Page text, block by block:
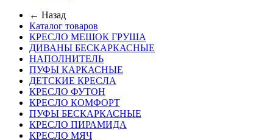
← Назад
Каталог товаров
КРЕСЛО МЕШОК ГРУША
ДИВАНЫ БЕСКАРКАСНЫЕ
НАПОЛНИТЕЛЬ
ПУФЫ КАРКАСНЫЕ
ДЕТСКИЕ КРЕСЛА
КРЕСЛО ФУТОН
КРЕСЛО КОМФОРТ
ПУФЫ БЕСКАРКАСНЫЕ
КРЕСЛО ПИРАМИДА
КРЕСЛО МЯЧ